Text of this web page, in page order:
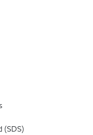
(SDS)